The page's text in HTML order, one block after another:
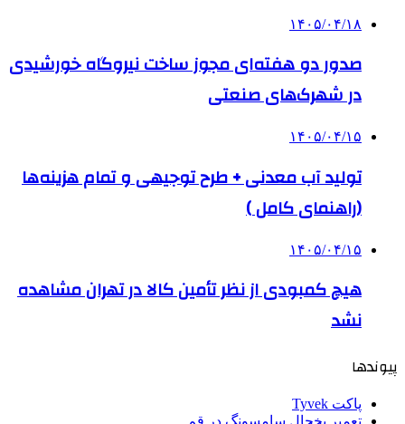
۱۴۰۵/۰۴/۱۸
صدور دو هفته‌ای مجوز ساخت نیروگاه خورشیدی
در شهرک‌های صنعتی
۱۴۰۵/۰۴/۱۵
تولید آب معدنی + طرح توجیهی و تمام هزینه‌ها
(راهنمای کامل )
۱۴۰۵/۰۴/۱۵
هیچ کمبودی از نظر تأمین کالا در تهران مشاهده
نشد
پیوندها
پاکت Tyvek
تعمیر یخچال سامسونگ در قم